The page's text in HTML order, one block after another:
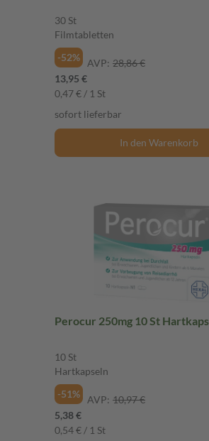
30 St
Filmtabletten
-52%
AVP: 28,86 €
13,95 €
0,47 € / 1 St
sofort lieferbar
In den Warenkorb
Perocur 250mg 10 St
10 St
Hartkapseln
-51%
AVP: 10,97 €
5,38 €
0,54 € / 1 St